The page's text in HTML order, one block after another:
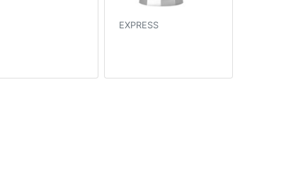
EXPRESS